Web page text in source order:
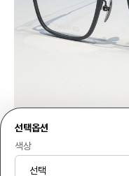
선택옵션
색상